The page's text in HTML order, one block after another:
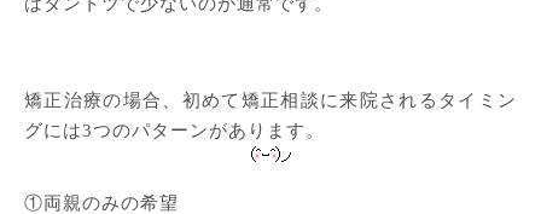
矯正治療の場合、初めて矯正相談に来院されるタイミン
グには3つのパターンがあります。
①両親のみの希望